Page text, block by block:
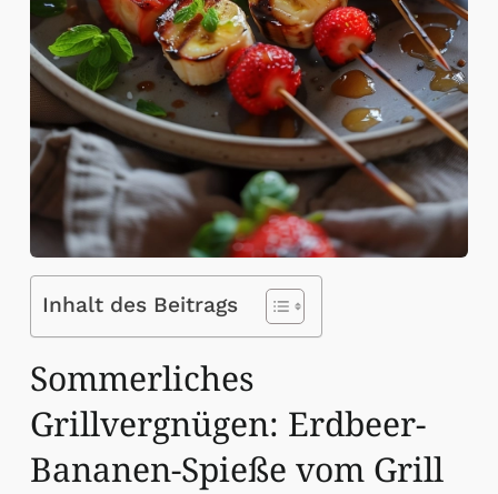
Inhalt des Beitrags
Sommerliches
Grillvergnügen: Erdbeer-
Bananen-Spieße vom Grill